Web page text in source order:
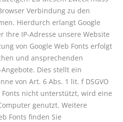
Verbindung zu den
Hierdurch erlangt Google
Ihre IP-Adresse unsere Website
von Google Web Fonts erfolgt
und ansprechenden
Dies stellt ein
von Art. 6 Abs. 1 lit. f DSGVO
nicht unterstützt, wird eine
genutzt. Weitere
Fonts finden Sie